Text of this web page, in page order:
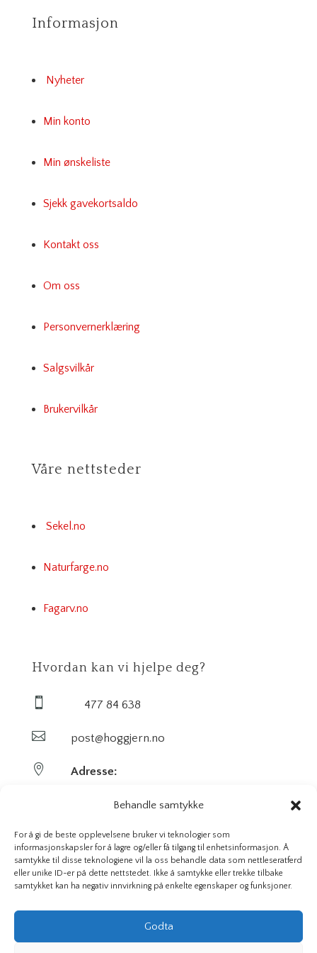
Behandle samtykke
For å gi de beste opplevelsene bruker vi teknologier som
informasjonskapsler for å lagre og/eller få tilgang til enhetsinformasjon. Å
samtykke til disse teknologiene vil la oss behandle data som nettleseratferd
eller unike ID-er på dette nettstedet. Ikke å samtykke eller trekke tilbake
samtykket kan ha negativ innvirkning på enkelte egenskaper og funksjoner.
Godta
Informasjon
Nyheter
Min konto
Min ønskeliste
Sjekk gavekortsaldo
Kontakt oss
Om oss
Personvernerklæring
Salgsvilkår
Brukervilkår
Våre nettsteder
Sekel.no
Naturfarge.no
Fagarv.no
Hvordan kan vi hjelpe deg?
 477 84 638
 post@hoggjern.no
 Adresse:
Sekel AS
Sentrumsveien 29
3647 Hvittingfoss